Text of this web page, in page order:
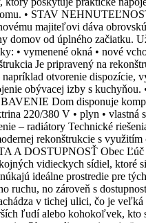
• STAV
majiteľovi dáva
domov od úplného začiatku.
• vymenené okná • nové
Je pripravený na
otvorenie dispozície,
obývacej izby s
Dom disponuje
220/380 V • plyn • vlastná
– radiátory Technické
rekonštrukcie s využitím
A DOSTUPNOSŤ Obec Ľúč
vidieckych sídiel, ktoré
ideálne prostredie pre
ruchu, no zároveň s
v tichej ulici, čo je veľká
ľudí alebo kohokoľvek, kto